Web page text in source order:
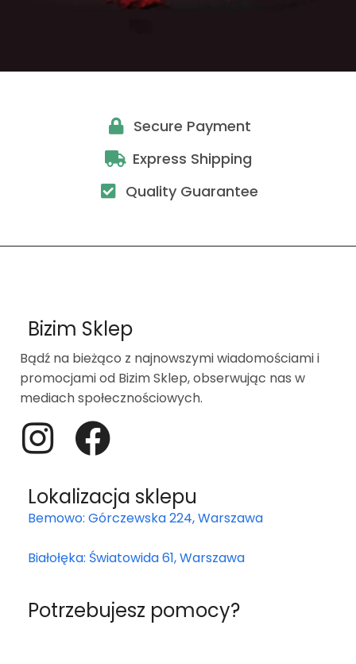
Secure Payment
Express Shipping
Quality Guarantee
Bizim Sklep
Bądź na bieżąco z najnowszymi wiadomościami i
promocjami od Bizim Sklep, obserwując nas w
mediach społecznościowych.
Lokalizacja sklepu
Bemowo: Górczewska 224, Warszawa
Białołęka: Światowida 61, Warszawa
Potrzebujesz pomocy?